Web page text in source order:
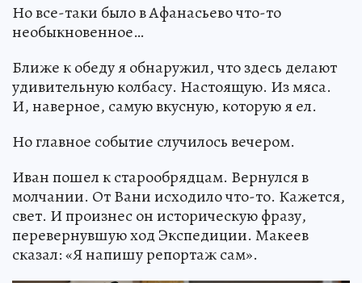
Но все-таки было в Афанасьево что-то
необыкновенное…
Ближе к обеду я обнаружил, что здесь делают
удивительную колбасу. Настоящую. Из мяса.
И, наверное, самую вкусную, которую я ел.
Но главное событие случилось вечером.
Иван пошел к старообрядцам. Вернулся в
молчании. От Вани исходило что-то. Кажется,
свет. И произнес он историческую фразу,
перевернувшую ход Экспедиции. Макеев
сказал: «Я напишу репортаж сам».